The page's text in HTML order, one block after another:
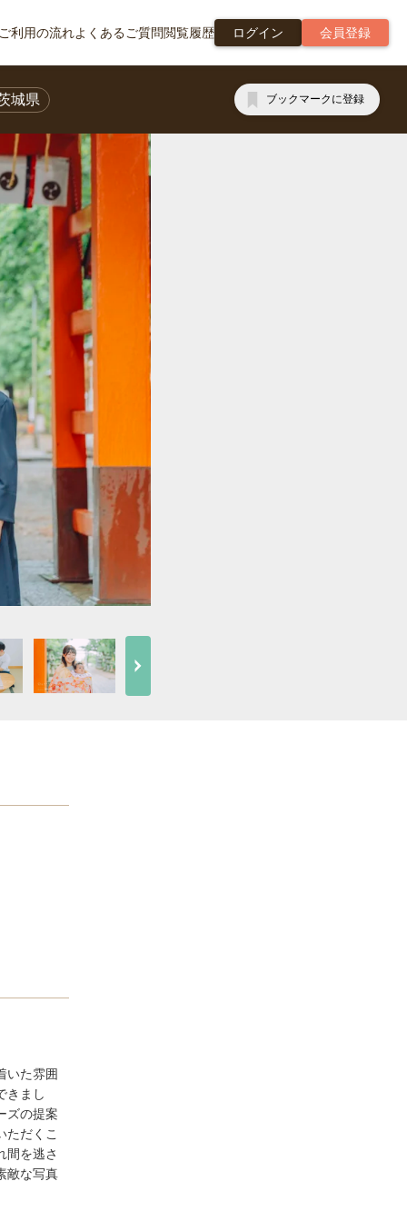
利用の流れよくあるご質問閲覧履歴 ログイン 会員登録
城県 ブックマークに登録
いた雰囲
きまし
ズの提案
ただくこ
間を逃さ
敵な写真